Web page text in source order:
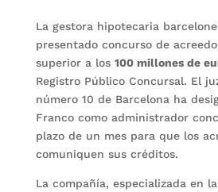
La gestora hipotecaria
presentado concurso de
superior a los 100 millones de
Registro Público Concursal. El
número 10 de Barcelona ha
Franco como administrador
plazo de un mes para que los
comuniquen sus créditos.
La compañía, especializada en